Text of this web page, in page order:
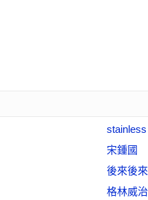
宋鍾國
後來後來
格林威治